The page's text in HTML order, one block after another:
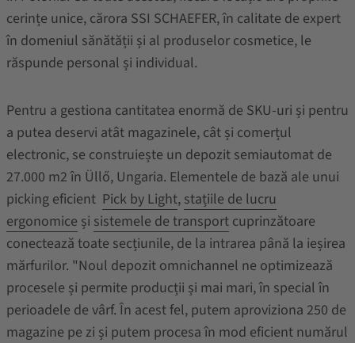
cerințe unice, cărora SSI SCHAEFER, în calitate de expert
în domeniul sănătății și al produselor cosmetice, le
răspunde personal și individual.
Pentru a gestiona cantitatea enormă de SKU-uri și pentru
a putea deservi atât magazinele, cât și comerțul
electronic, se construiește un depozit semiautomat de
27.000 m2 în Üllő, Ungaria. Elementele de bază ale unui
picking eficient Pick by Light, stațiile de lucru
ergonomice și sistemele de transportcuprinzătoare
conectează toate secțiunile, de la intrarea până la ieșirea
mărfurilor. "Noul depozit omnichannel ne optimizează
procesele și permite producții și mai mari, în special în
perioadele de vârf. În acest fel, putem aproviziona 250 de
magazine pe zi și putem procesa în mod eficient numărul